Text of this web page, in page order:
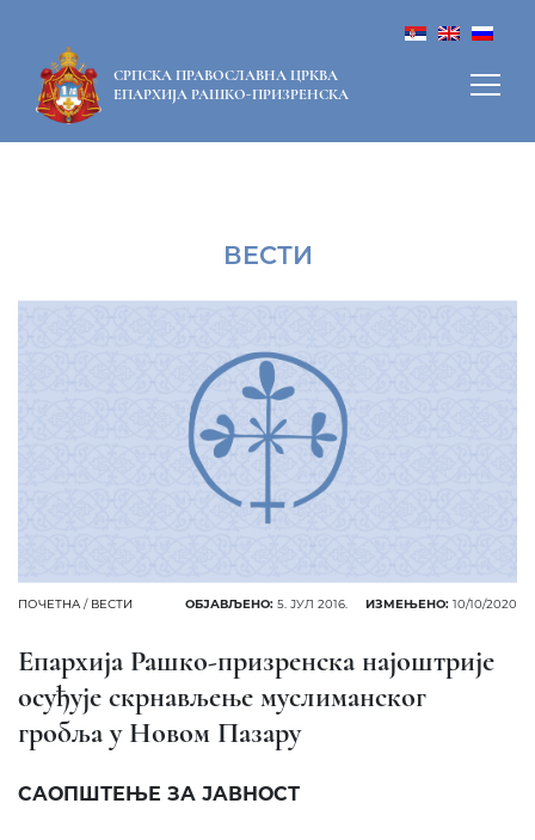
СРПСКА ПРАВОСЛАВНА ЦРКВА
ЕПАРХИЈА РАШКО-ПРИЗРЕНСКА
ВЕСТИ
ПОЧЕТНА / ВЕСТИ ОБЈАВЉЕНО: 5. ЈУЛ 2016. ИЗМЕЊЕНО: 10/10/2020
Епархија Рашко-призренска најоштрије
осуђује скрнављење муслиманског
гробља у Новом Пазару
САОПШТЕЊЕ ЗА ЈАВНОСТ